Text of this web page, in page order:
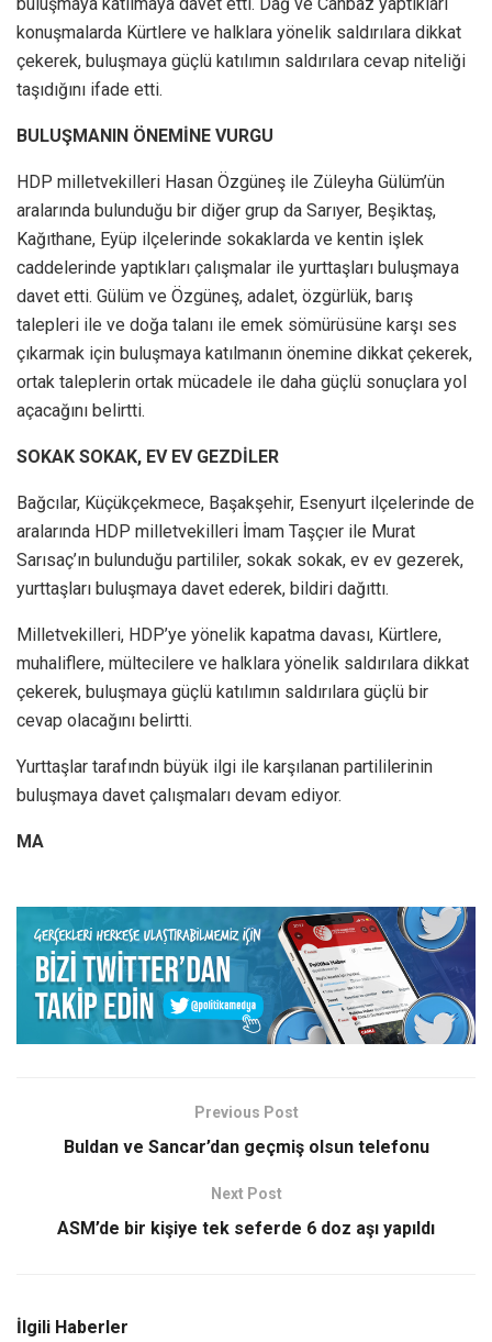
konuşmalarda Kürtlere ve halklara yönelik saldırılara dikkat
çekerek, buluşmaya güçlü katılımın saldırılara cevap niteliği
taşıdığını ifade etti.
BULUŞMANIN ÖNEMİNE VURGU
HDP milletvekilleri Hasan Özgüneş ile Züleyha Gülüm’ün
aralarında bulunduğu bir diğer grup da Sarıyer, Beşiktaş,
Kağıthane, Eyüp ilçelerinde sokaklarda ve kentin işlek
caddelerinde yaptıkları çalışmalar ile yurttaşları buluşmaya
davet etti. Gülüm ve Özgüneş, adalet, özgürlük, barış
talepleri ile ve doğa talanı ile emek sömürüsüne karşı ses
çıkarmak için buluşmaya katılmanın önemine dikkat çekerek,
ortak taleplerin ortak mücadele ile daha güçlü sonuçlara yol
açacağını belirtti.
SOKAK SOKAK, EV EV GEZDİLER
Bağcılar, Küçükçekmece, Başakşehir, Esenyurt ilçelerinde de
aralarında HDP milletvekilleri İmam Taşçıer ile Murat
Sarısaç’ın bulunduğu partililer, sokak sokak, ev ev gezerek,
yurttaşları buluşmaya davet ederek, bildiri dağıttı.
Milletvekilleri, HDP’ye yönelik kapatma davası, Kürtlere,
muhaliflere, mültecilere ve halklara yönelik saldırılara dikkat
çekerek, buluşmaya güçlü katılımın saldırılara güçlü bir
cevap olacağını belirtti.
Yurttaşlar tarafındn büyük ilgi ile karşılanan partililerinin
buluşmaya davet çalışmaları devam ediyor.
MA
Previous Post
Buldan ve Sancar’dan geçmiş olsun telefonu
Next Post
ASM’de bir kişiye tek seferde 6 doz aşı yapıldı
İlgili Haberler